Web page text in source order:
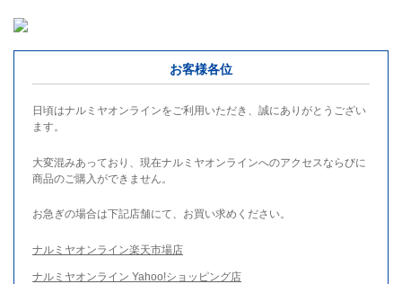
お客様各位
日頃はナルミヤオンラインをご利用いただき、誠にありがとうござい
ます。
大変混みあっており、現在ナルミヤオンラインへのアクセスならびに
商品のご購入ができません。
お急ぎの場合は下記店舗にて、お買い求めください。
ナルミヤオンライン楽天市場店
ナルミヤオンライン Yahoo!ショッピング店